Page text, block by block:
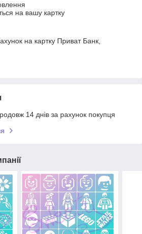
на вашу картку
на картку Приват Банк,
14 днів за рахунок покупця